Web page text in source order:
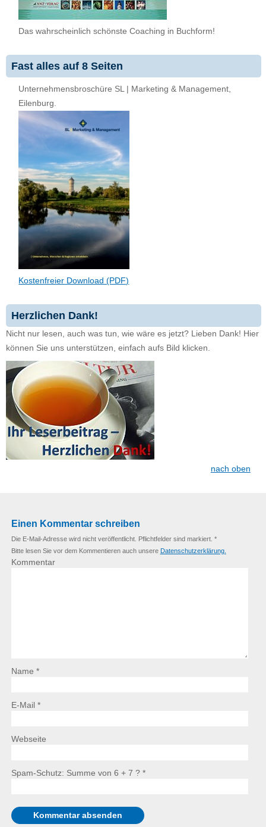
Das wahrscheinlich schönste Coaching in Buchform!
Fast alles auf 8 Seiten
Unternehmensbroschüre SL | Marketing & Management,
Eilenburg.
Kostenfreier Download (PDF)
Herzlichen Dank!
Nicht nur lesen, auch was tun, wie wäre es jetzt? Lieben Dank! Hier
können Sie uns unterstützen, einfach aufs Bild klicken.
nach oben
Einen Kommentar schreiben
Die E-Mail-Adresse wird nicht veröffentlicht. Pflichtfelder sind markiert. *
Bitte lesen Sie vor dem Kommentieren auch unsere Datenschutzerklärung.
Kommentar
Name *
E-Mail *
Webseite
Spam-Schutz: Summe von 6 + 7 ? *